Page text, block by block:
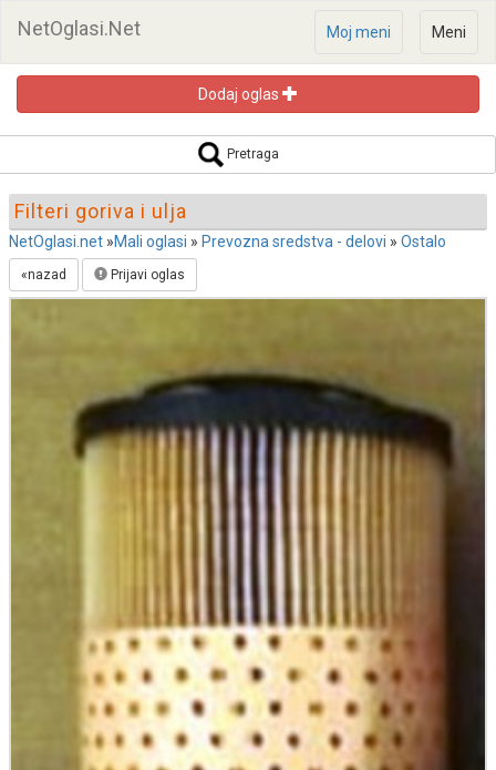
NetOglasi.Net Meni
Moj meni
Dodaj oglas
Pretraga
Pretraga oglasa
Filteri goriva i ulja
NetOglasi.net »Mali oglasi » Prevozna sredstva - delovi » Ostalo
«nazad Prijavi oglas